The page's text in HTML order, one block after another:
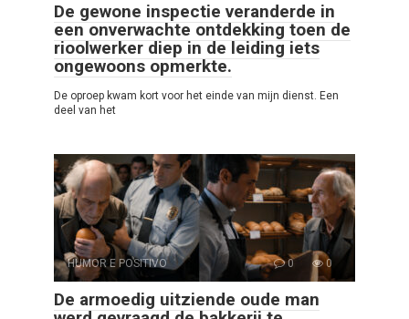
De gewone inspectie veranderde in
een onverwachte ontdekking toen de
rioolwerker diep in de leiding iets
ongewoons opmerkte.
De oproep kwam kort voor het einde van mijn dienst. Een
deel van het
HUMOR E POSITIVO 0 0
De armoedig uitziende oude man